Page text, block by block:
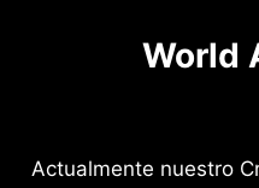
World
Actualmente nuestro